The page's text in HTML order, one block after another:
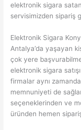
elektronik sigara
servisimizden sipariş
Elektronik Sigara
Antalya’da yaşayan
çok yere
elektronik sigara
firmalar aynı
memnuniyeti de
seçeneklerinden ve
üründen hemen